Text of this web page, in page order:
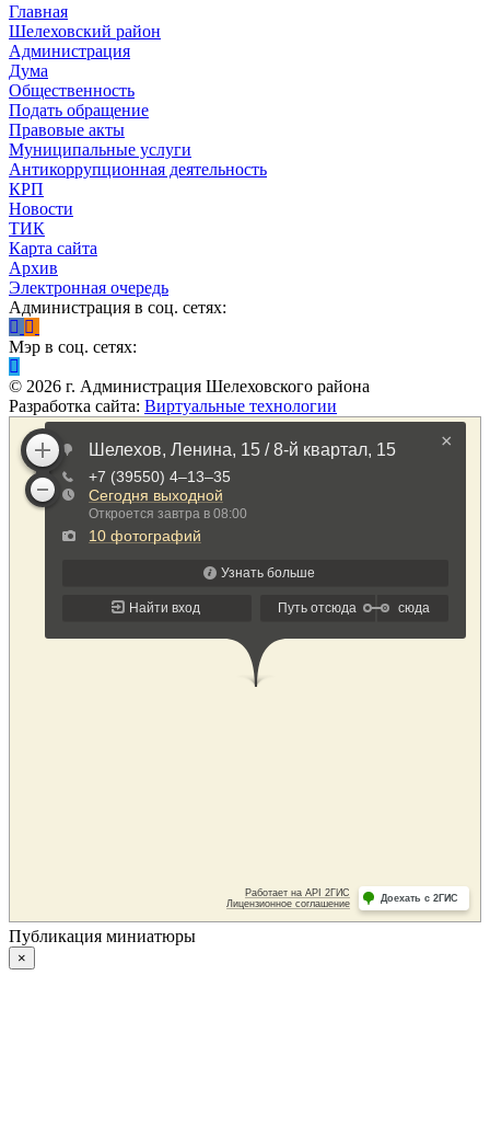
Главная
Шелеховский район
Администрация
Дума
Общественность
Подать обращение
Правовые акты
Муниципальные услуги
Антикоррупционная деятельность
КРП
Новости
ТИК
Карта сайта
Архив
Электронная очередь
Администрация в соц. сетях:
Мэр в соц. сетях:
© 2026 г. Администрация Шелеховского района
Разработка сайта: Виртуальные технологии
Публикация миниатюры
×